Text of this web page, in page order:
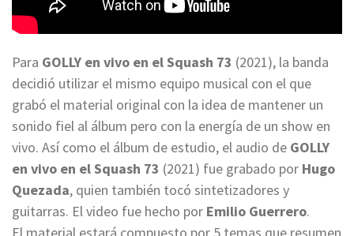
Para GOLLY en vivo en el Squash 73 (2021), la banda
decidió utilizar el mismo equipo musical con el que
grabó el material original con la idea de mantener un
sonido fiel al álbum pero con la energía de un show en
vivo. Así como el álbum de estudio, el audio de GOLLY
en vivo en el Squash 73 (2021) fue grabado por Hugo
Quezada, quien también tocó sintetizadores y
guitarras. El video fue hecho por Emilio Guerrero.